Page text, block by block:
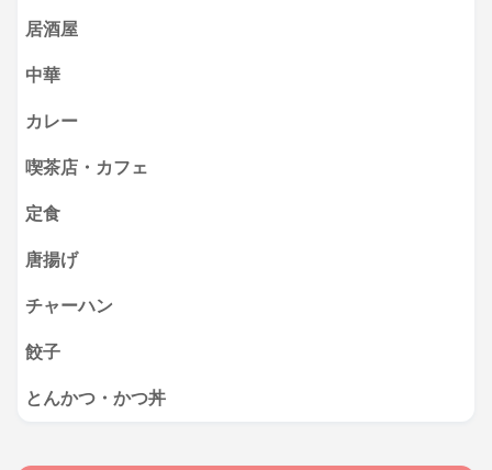
居酒屋
中華
カレー
喫茶店・カフェ
定食
唐揚げ
チャーハン
餃子
とんかつ・かつ丼